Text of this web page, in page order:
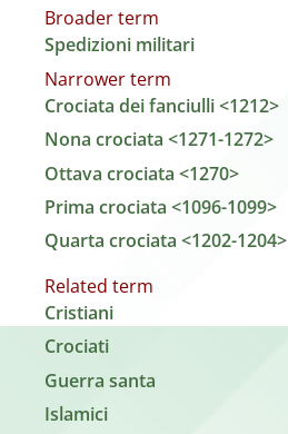
Broader term
Spedizioni militari
Narrower term
Crociata dei fanciulli <1212>
Nona crociata <1271-1272>
Ottava crociata <1270>
Prima crociata <1096-1099>
Quarta crociata <1202-1204>
Related term
Cristiani
Crociati
Guerra santa
Islamici